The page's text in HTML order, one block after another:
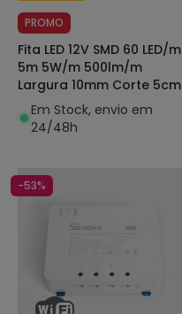
PROMO
Fita LED 12V SMD 60 LED/m
5m 5W/m 500lm/m
Largura 10mm Corte 5cm
Submersível IP68 SILICONE
FLEX
Em Stock, envio em
24/48h
-53%